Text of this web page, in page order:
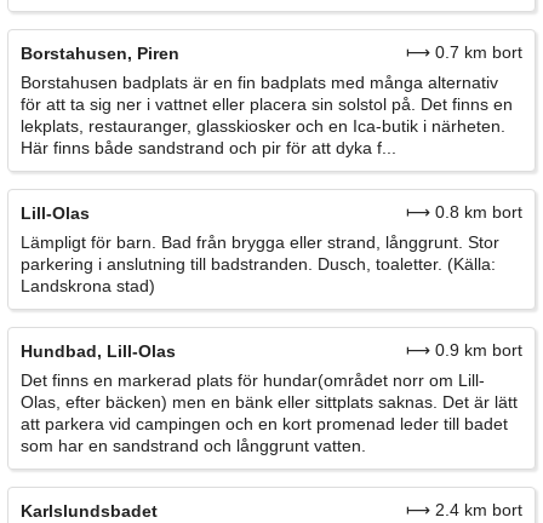
Borstahusen, Piren
⟼ 0.7 km bort
Borstahusen badplats är en fin badplats med många alternativ
för att ta sig ner i vattnet eller placera sin solstol på. Det finns en
lekplats, restauranger, glasskiosker och en Ica-butik i närheten.
Här finns både sandstrand och pir för att dyka f...
Lill-Olas
⟼ 0.8 km bort
Lämpligt för barn. Bad från brygga eller strand, långgrunt. Stor
parkering i anslutning till badstranden. Dusch, toaletter. (Källa:
Landskrona stad)
Hundbad, Lill-Olas
⟼ 0.9 km bort
Det finns en markerad plats för hundar(området norr om Lill-
Olas, efter bäcken) men en bänk eller sittplats saknas. Det är lätt
att parkera vid campingen och en kort promenad leder till badet
som har en sandstrand och långgrunt vatten.
Karlslundsbadet
⟼ 2.4 km bort